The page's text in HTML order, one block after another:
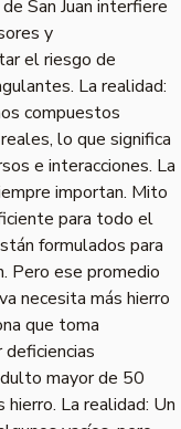
San Juan interfiere
y
el riesgo de
La realidad:
compuestos
lo que significa
e interacciones. La
importan. Mito
para todo el
formulados para
Pero ese promedio
necesita más hierro
que toma
mayor de 50
La realidad: Un